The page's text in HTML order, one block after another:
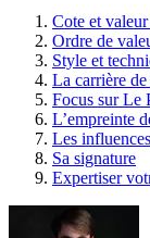
Cote et valeur
Ordre de
Style et
La carrière
Focus sur Le
L’empreinte
Les
Sa signature
Expertiser